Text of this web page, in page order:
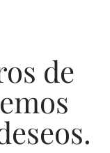
de